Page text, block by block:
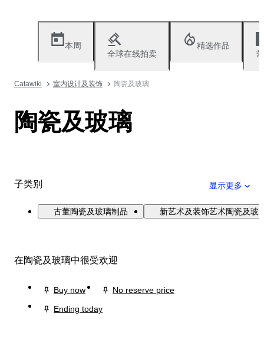
本周
全球在线拍卖
精选作品
Catawiki 室内设计及装饰 陶瓷及玻璃
陶瓷及玻璃
子类别 显示更多
古董陶瓷及玻璃制品 新艺术及装饰艺术陶瓷及玻
在陶瓷及玻璃中很受欢迎
Buy now
No reserve price
Ending today